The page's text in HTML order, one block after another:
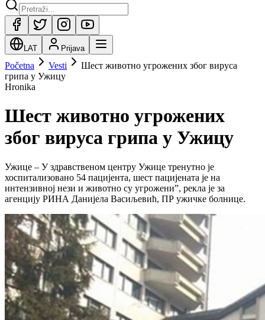
LAT Prijava
Početna Vesti
Шест животно угрожених због вируса
грипа у Ужицу
Hronika
Шест животно угрожених
због вируса грипа у Ужицу
Ужице – У здравственом центру Ужице тренутно је
хоспитализовано 54 пацијента, шест пацијената је на
интензивној нези и животно су угрожени”, рекла је за
агенцију РИНА Данијела Васиљевић, ПР ужичке болнице.